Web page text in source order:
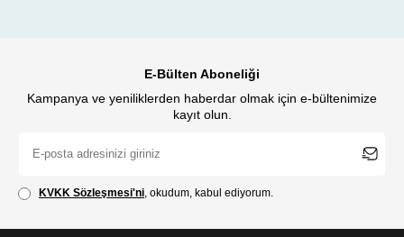
E-Bülten Aboneliği
Kampanya ve yeniliklerden haberdar olmak için e-bültenimize
kayıt olun.
KVKK Sözleşmesi'ni , okudum, kabul ediyorum.